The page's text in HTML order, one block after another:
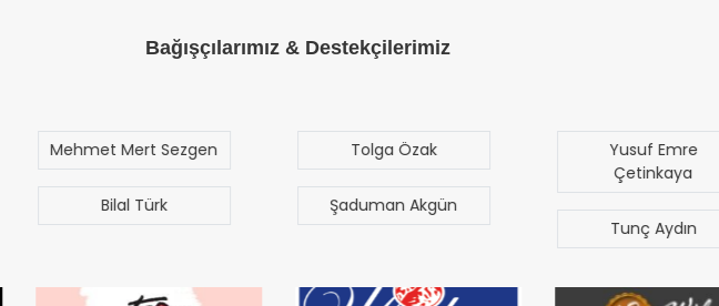
Bağışçılarımız & Destekçilerimiz
Mert Sezgen
Şaduman Akgün